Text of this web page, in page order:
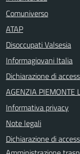
Comuniverso
ATAP
Disoccupati Valsesia
Informagiovani Italia
Dichiarazione di
AGENZIA PIEMONTE
Informativa privacy
Note legali
Dichiarazione di